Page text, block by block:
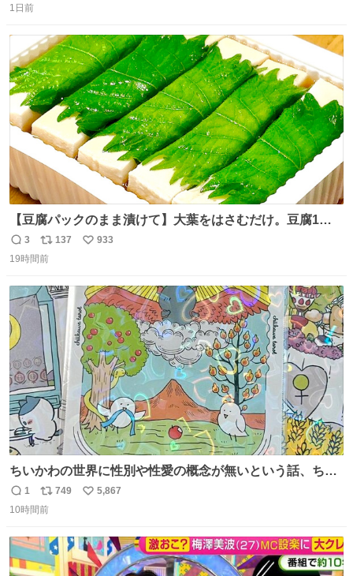
信
ト
数
数
1日前
【豆腐パックのまま漬けて】大葉をはさむだけ。豆腐1
丁、秒でなくなる 豆腐に大葉をはさんで、めんつゆに漬け
るだけ。冷蔵庫で置くだけで味がしみ込み、さっぱりなの
い日にもぴったりの大葉と豆腐の漬けレシピです。 詳しく
はリプ欄を見てね👇
返
信
3
リ
ポ
ト
数
137
い
数
933
19時間前
ちいかわの世界に性別や性愛の概念が無いという話、ちい
かわタロットでも恋人・女帝・女教皇あたりは性別を意識
させないように描かれてるんだよね。かなり徹底している
返
信
1
リ
ポ
ト
数
749
い
数
5,867
10時間前